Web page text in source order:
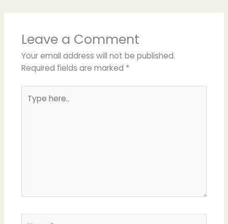
Leave a Comment
Your email address will not be published.
Required fields are marked *
here..